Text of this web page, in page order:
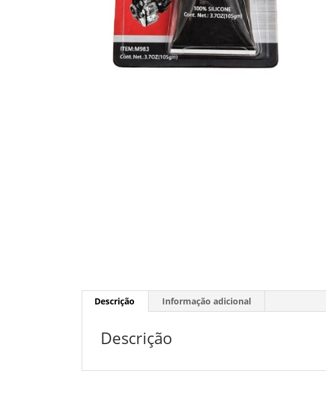
Descrição Informação adicional
Descrição